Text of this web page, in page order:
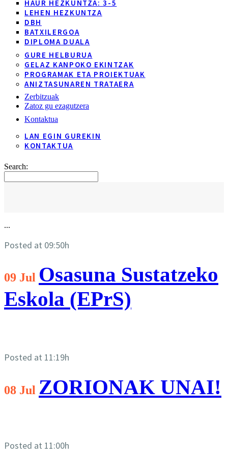
HAUR HEZKUNTZA: 3-5
LEHEN HEZKUNTZA
DBH
BATXILERGOA
DIPLOMA DUALA
GURE HELBURUA
GELAZ KANPOKO EKINTZAK
PROGRAMAK ETA PROIEKTUAK
ANIZTASUNAREN TRATAERA
Zerbitzuak
Zatoz gu ezagutzera
Kontaktua
LAN EGIN GUREKIN
KONTAKTUA
Search:
09 Jul Osasuna Sustatzeko
Eskola (EPrS)
Posted at 09:50h
...
08 Jul ZORIONAK UNAI!
Posted at 11:19h
Posted at 11:00h